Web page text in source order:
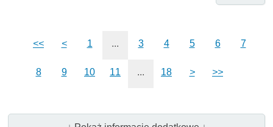
<< < 1 ... 3 4 5 6 7
8 9 10 11 ... 18 > >>